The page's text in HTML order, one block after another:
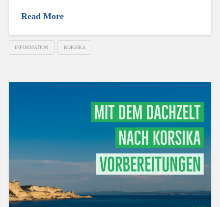
Read More
INFORMATION KORSIKA